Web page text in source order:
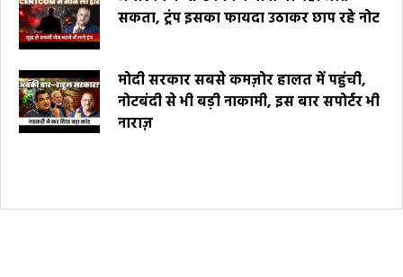
सकता, ट्रंप इसका फायदा उठाकर छाप रहे नोट
मोदी सरकार सबसे कमज़ोर हालत में पहुंची,
नोटबंदी से भी बड़ी नाकामी, इस बार सपोर्टर भी
नाराज़